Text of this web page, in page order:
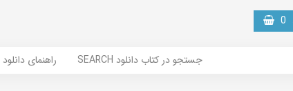
0
راهنمای دانلود SEARCH جستجو در کتاب دانلود